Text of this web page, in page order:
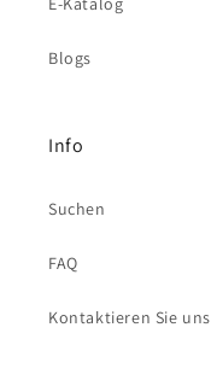
Blogs
Info
Suchen
FAQ
Kontaktieren Sie uns